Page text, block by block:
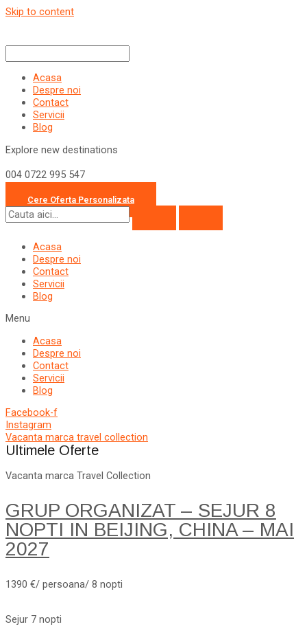
Skip to content
Acasa
Despre noi
Contact
Servicii
Blog
Explore new destinations
004 0722 995 547
Cere Oferta Personalizata
Acasa
Despre noi
Contact
Servicii
Blog
Menu
Acasa
Despre noi
Contact
Servicii
Blog
Facebook-f
Instagram
Vacanta marca travel collection
Ultimele Oferte
Vacanta marca Travel Collection
GRUP ORGANIZAT – SEJUR 8
NOPTI IN BEIJING, CHINA – MAI
2027
1390 €/ persoana/ 8 nopti
Sejur 7 nopti